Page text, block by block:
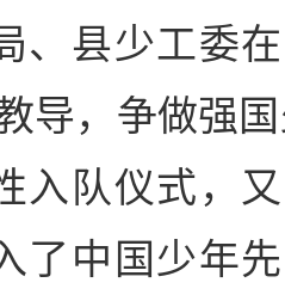
、县少工委
导，争做强
入队仪式，
了中国少年